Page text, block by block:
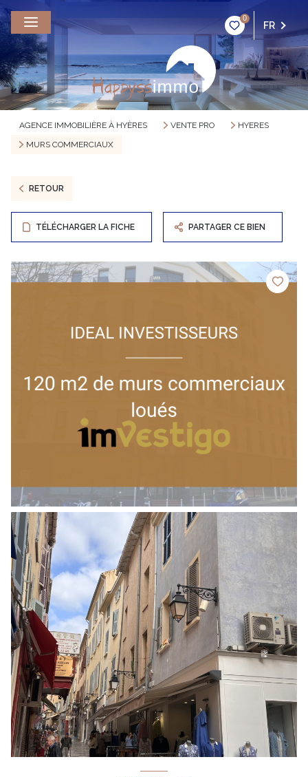
0
FR
AGENCE IMMOBILIÈRE À HYÈRES VENTE PRO
HYERES
MURS COMMERCIAUX
RETOUR
TÉLÉCHARGER LA FICHE PARTAGER CE BIEN